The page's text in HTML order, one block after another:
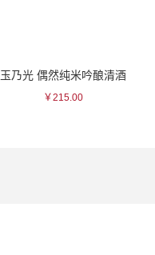
玉乃光 偶然纯米吟酿清酒
￥215.00